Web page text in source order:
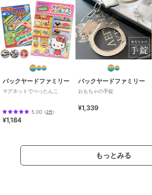
バックヤードファミリー
マグネットでぺったんこ
5.00 （2件）
¥1,184
バックヤードファミリー
おもちゃの手錠
¥1,339
もっとみる